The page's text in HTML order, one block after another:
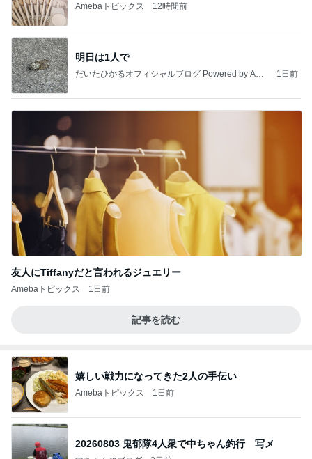
Amebaトピックス 12時間前
明日は1人で
だいたひかるオフィシャルブログ Powered by Ame
1日前
友人にTiffanyだと言われるジュエリー
Amebaトピックス 1日前
記事を読む
嬉しい戦力になってきた2人の手伝い
Amebaトピックス 1日前
20260803 鬼郁隊4人衆で中ちゃん釣行 写メ